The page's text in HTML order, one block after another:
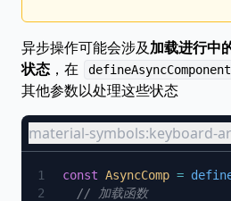
异步操作可能会涉及加载进行中
状态 ，在
其他参数以处理这些状态
material-symbols:keyboard-
const AsyncComp =